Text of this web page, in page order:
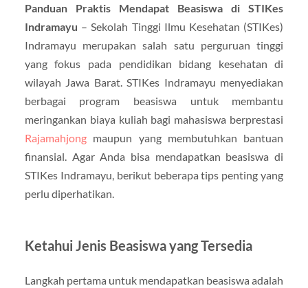
Panduan Praktis Mendapat Beasiswa di STIKes
Indramayu – Sekolah Tinggi Ilmu Kesehatan (STIKes)
Indramayu merupakan salah satu perguruan tinggi
yang fokus pada pendidikan bidang kesehatan di
wilayah Jawa Barat. STIKes Indramayu menyediakan
berbagai program beasiswa untuk membantu
meringankan biaya kuliah bagi mahasiswa berprestasi
Rajamahjongmaupun yang membutuhkan bantuan
finansial. Agar Anda bisa mendapatkan beasiswa di
STIKes Indramayu, berikut beberapa tips penting yang
perlu diperhatikan.
Ketahui Jenis Beasiswa yang Tersedia
Langkah pertama untuk mendapatkan beasiswa adalah